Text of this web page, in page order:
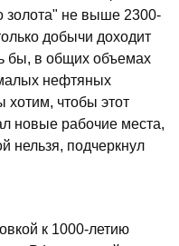
золота" не выше 2300-
добычи доходит
бы, в общих объемах
нефтяных
хотим, чтобы этот
новые рабочие места,
нельзя, подчеркнул
к 1000-летию